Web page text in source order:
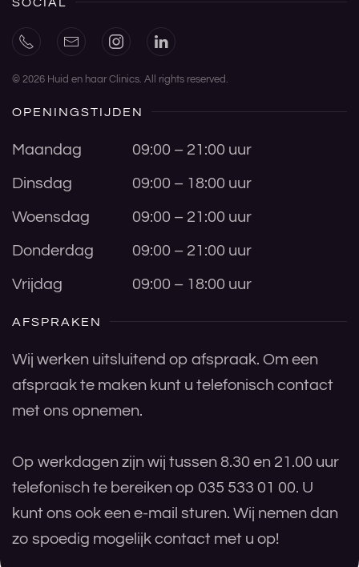
© 2026 Huid en haar Clinics. All rights reserved.
OPENINGSTIJDEN
Maandag 09:00 – 21:00 uur
Dinsdag 09:00 – 18:00 uur
Woensdag 09:00 – 21:00 uur
Donderdag 09:00 – 21:00 uur
Vrijdag 09:00 – 18:00 uur
AFSPRAKEN
Wij werken uitsluitend op afspraak. Om een
afspraak te maken kunt u telefonisch contact
met ons opnemen.
Op werkdagen zijn wij tussen 8.30 en 21.00 uur
telefonisch te bereiken op 035 533 01 00. U
kunt ons ook een e-mail sturen. Wij nemen dan
zo spoedig mogelijk contact met u op!